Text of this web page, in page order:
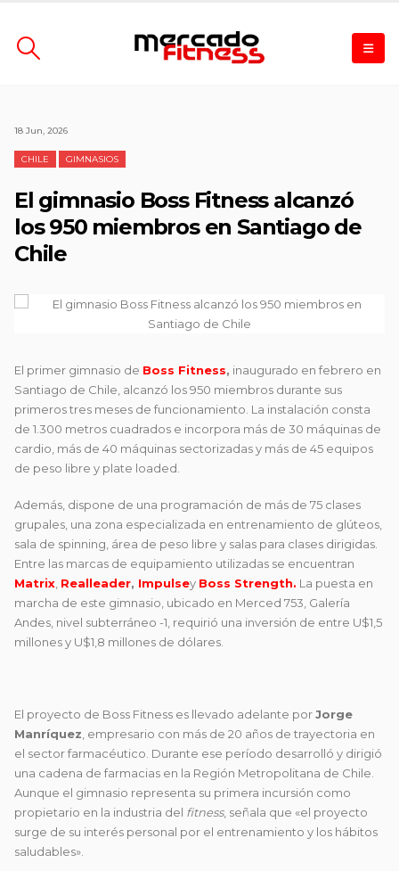
18 Jun, 2026
CHILE GIMNASIOS
El gimnasio Boss Fitness alcanzó
los 950 miembros en Santiago de
Chile
El primer gimnasio de Boss Fitness, inaugurado en febrero en
Santiago de Chile, alcanzó los 950 miembros durante sus
primeros tres meses de funcionamiento. La instalación consta
de 1.300 metros cuadrados e incorpora más de 30 máquinas de
cardio, más de 40 máquinas sectorizadas y más de 45 equipos
de peso libre y plate loaded.
Además, dispone de una programación de más de 75 clases
grupales, una zona especializada en entrenamiento de glúteos,
sala de spinning, área de peso libre y salas para clases dirigidas.
Entre las marcas de equipamiento utilizadas se encuentran
Matrix Realleader, Impulsey Boss Strength. La puesta en
marcha de este gimnasio, ubicado en Merced 753, Galería
Andes, nivel subterráneo -1, requirió una inversión de entre U$1,5
millones y U$1,8 millones de dólares.
El proyecto de Boss Fitness es llevado adelante porJorge
Manríquez , empresario con más de 20 años de trayectoria en
el sector farmacéutico. Durante ese período desarrolló y dirigió
una cadena de farmacias en la Región Metropolitana de Chile.
Aunque el gimnasio representa su primera incursión como
propietario en la industria del fitness, señala que «el proyecto
surge de su interés personal por el entrenamiento y los hábitos
saludables».